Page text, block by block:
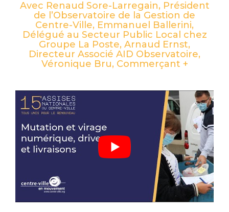
Avec Renaud Sore-Larregain, Président
de l’Observatoire de la Gestion de
Centre-Ville, Emmanuel Ballerini,
Délégué au Secteur Public Local chez
Groupe La Poste, Arnaud Ernst,
Directeur Associé AID Observatoire,
Véronique Bru, Commerçant +